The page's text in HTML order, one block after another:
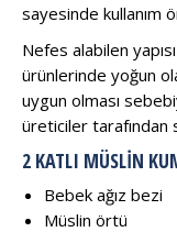
sayesinde kullanım
Nefes alabilen
ürünlerinde yoğun
uygun olması
üreticiler tarafından
2 KATLI MÜSLIN
Bebek ağız bezi
Müslin örtü